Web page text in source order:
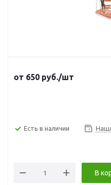
от 650 руб./шт
Есть в наличии
В